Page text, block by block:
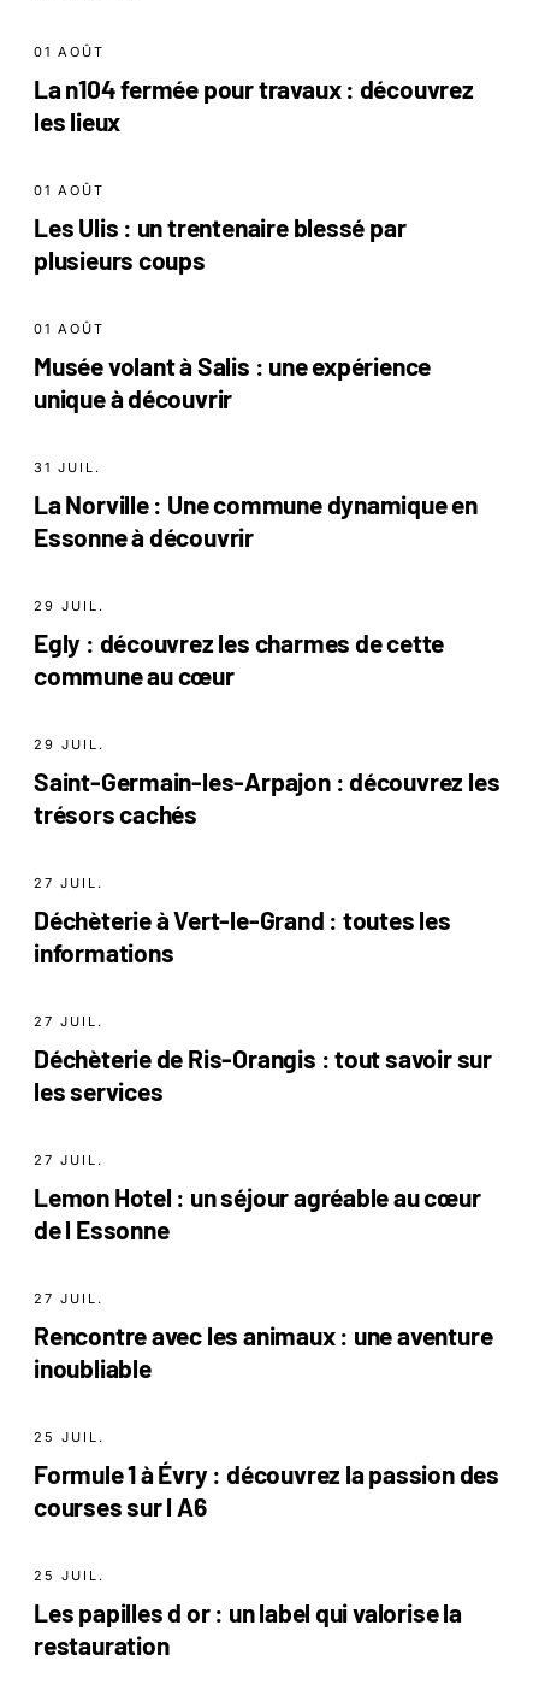
01 AOÛT
La n104 fermée pour travaux : découvrez
les lieux
01 AOÛT
Les Ulis : un trentenaire blessé par
plusieurs coups
01 AOÛT
Musée volant à Salis : une expérience
unique à découvrir
31 JUIL.
La Norville : Une commune dynamique en
Essonne à découvrir
29 JUIL.
Egly : découvrez les charmes de cette
commune au cœur
29 JUIL.
Saint-Germain-les-Arpajon : découvrez les
trésors cachés
27 JUIL.
Déchèterie à Vert-le-Grand : toutes les
informations
27 JUIL.
Déchèterie de Ris-Orangis : tout savoir sur
les services
27 JUIL.
Lemon Hotel : un séjour agréable au cœur
de l Essonne
27 JUIL.
Rencontre avec les animaux : une aventure
inoubliable
25 JUIL.
Formule 1 à Évry : découvrez la passion des
courses sur l A6
25 JUIL.
Les papilles d or : un label qui valorise la
restauration